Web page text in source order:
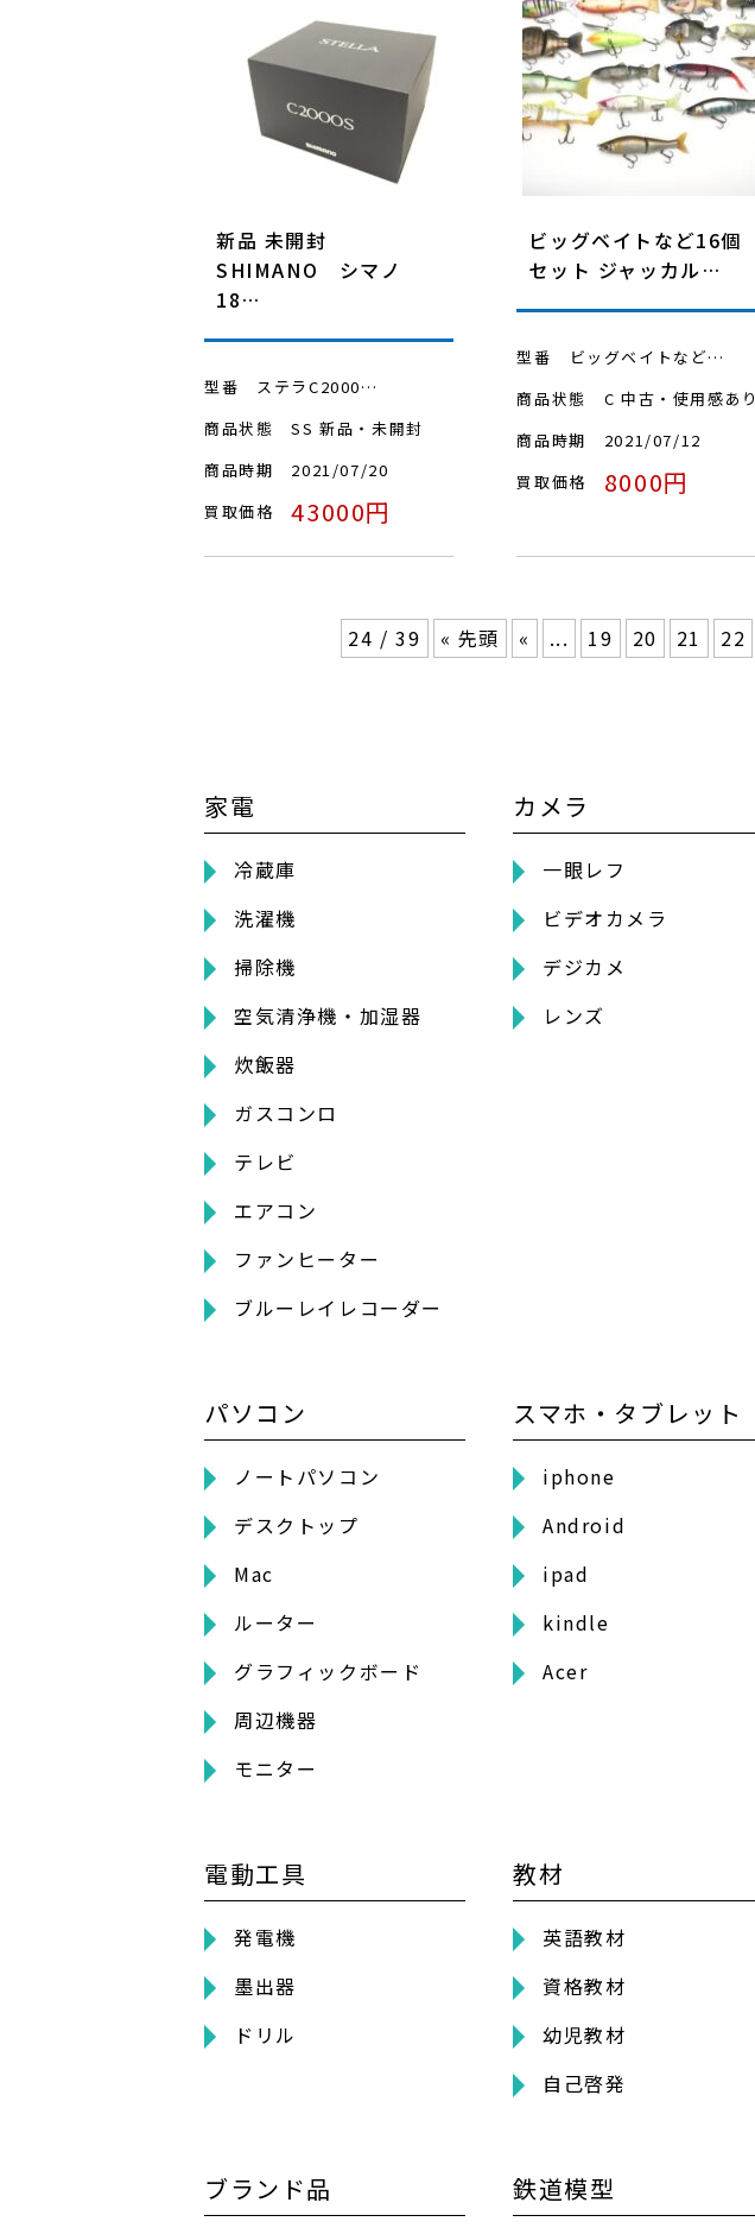
新品 未開封
SHIMANO シマノ
18…
型番
ステラC2000…
商品状態
SS 新品・未開封
商品時期
2021/07/20
買取価格
43000円
ビッグベイトなど16個
セット ジャッカル…
型番
ビッグベイトなど…
商品状態
C 中古・使用感あり
商品時期
2021/07/12
買取価格
8000円
24 / 39 « 先頭 « ... 19 20 21 22
家電
冷蔵庫
洗濯機
掃除機
空気清浄機・加湿器
炊飯器
ガスコンロ
テレビ
エアコン
ファンヒーター
ブルーレイレコーダー
カメラ
一眼レフ
ビデオカメラ
デジカメ
レンズ
パソコン
ノートパソコン
デスクトップ
Mac
ルーター
グラフィックボード
周辺機器
モニター
スマホ・タブレット
iphone
Android
ipad
kindle
Acer
電動工具
発電機
墨出器
ドリル
教材
英語教材
資格教材
幼児教材
自己啓発
ブランド品 鉄道模型